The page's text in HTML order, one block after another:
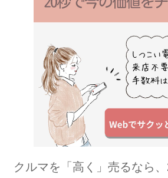
クルマを「高く」売るなら